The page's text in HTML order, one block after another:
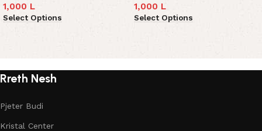
1,000 L
Select Options
1,000 L
Select Options
Rreth Nesh
Pjeter Budi
Kristal Center